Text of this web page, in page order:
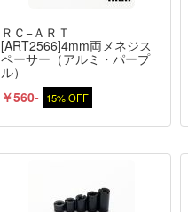
ＲＣ−ＡＲＴ
[ART2566]4mm両メネジス
ペーサー（アルミ・パープ
ル）
￥560- 15% OFF